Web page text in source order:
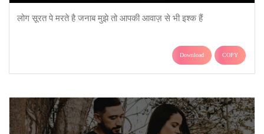
लोग सूरत पे मरते है जनाब मुझे तो आपकी आवाज़ से भी इश्क हैं
Download COPY